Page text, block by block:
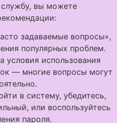
вы можете
задаваемые вопросы»,
популярных проблем.
условия использования
— многие вопросы могут
в систему, убедитесь,
или воспользуйтесь
пароля.